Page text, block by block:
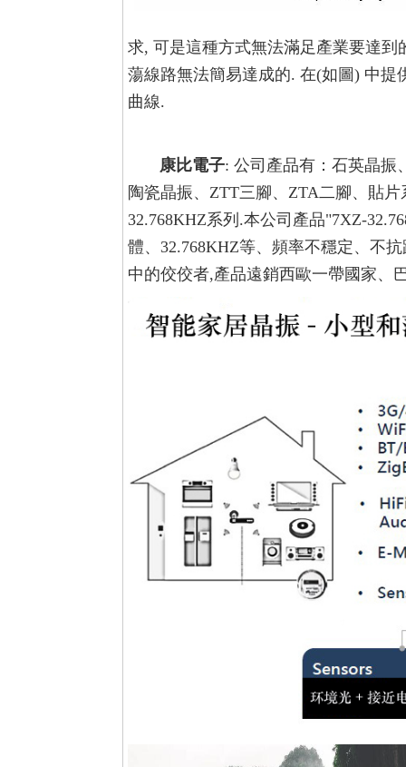
求, 可是這種方式無法滿足產業要達
蕩線路無法簡易達成的. 在(如圖) 中
曲線.
康比電子: 公司產品有：石英晶振
陶瓷晶振、ZTT三腳、ZTA二腳、貼
32.768KHZ系列.本公司產品"7XZ-
體、32.768KHZ等、頻率不穩定、不
中的佼佼者,產品遠銷西歐一帶國家、